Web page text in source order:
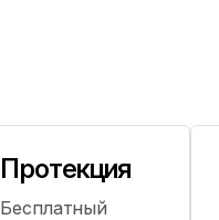
Протекция
Бесплатный